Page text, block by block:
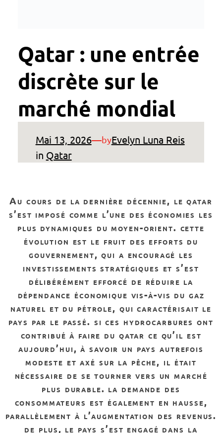
Qatar : une entrée
discrète sur le
marché mondial
Mai 13, 2026—byEvelyn Luna Reis
in Qatar
au cours de la dernière décennie, le qatar
s’est imposé comme l’une des économies les
plus dynamiques du moyen-orient. cette
évolution est le fruit des efforts du
gouvernement, qui a encouragé les
investissements stratégiques et s’est
délibérément efforcé de réduire la
dépendance économique vis-à-vis du gaz
naturel et du pétrole, qui caractérisait le
pays par le passé. si ces hydrocarbures ont
contribué à faire du qatar ce qu’il est
aujourd’hui, à savoir un pays autrefois
modeste et axé sur la pêche, il était
nécessaire de se tourner vers un marché
plus durable. la demande des
consommateurs est également en hausse,
parallèlement à l’augmentation des revenus.
de plus, le pays s’est engagé dans la